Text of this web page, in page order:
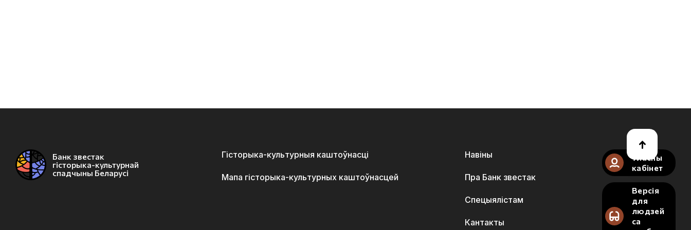
Банк звестак
гісторыка-культурнай
спадчыны Беларусі
Гісторыка-культурныя каштоўнасці
Мапа гісторыка-культурных каштоўнасцей
Навіны
Пра Банк звестак
Спецыялістам
Кантакты
Уласны
кабінет
Версія
для
людзей
са